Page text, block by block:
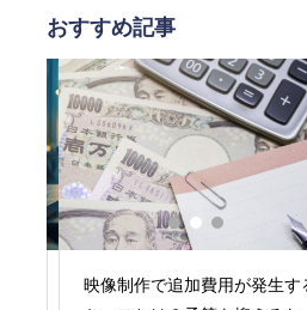
おすすめ記事
映像制作で追加費用が発生する